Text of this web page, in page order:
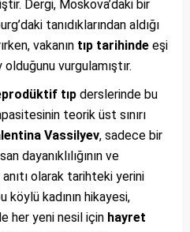
Dergi, Moskova’daki bir
tanıdıklarından aldığı
vakanın tıp tarihinde eşi
vurgulamıştır.
tıp derslerinde bu
teorik üst sınırı
Vassilyev, sadece bir
dayanıklılığının ve
anıtı olarak tarihteki yerini
köylü kadının hikayesi,
her yeni nesil için hayret